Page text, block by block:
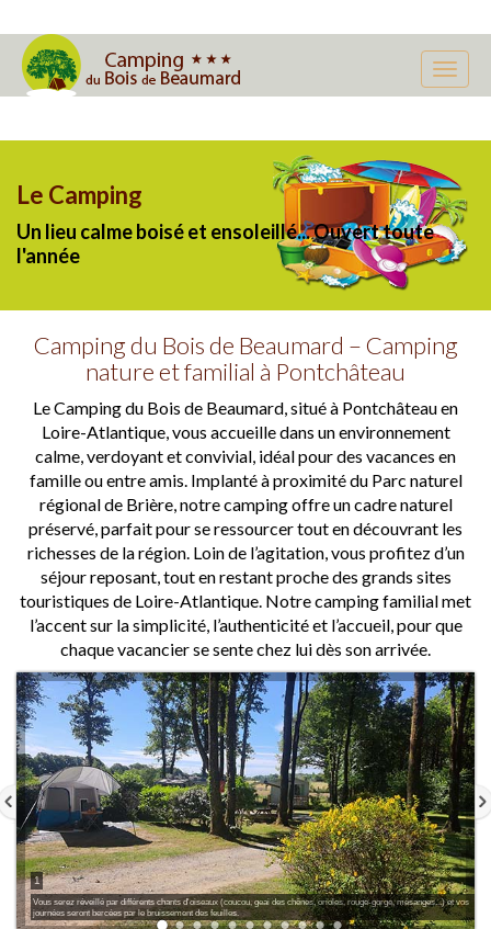
Le Camping
Un lieu calme boisé et ensoleillé... Ouvert toute
l'année
Camping du Bois de Beaumard – Camping
nature et familial à Pontchâteau
Le Camping du Bois de Beaumard, situé à Pontchâteau en
Loire-Atlantique, vous accueille dans un environnement
calme, verdoyant et convivial, idéal pour des vacances en
famille ou entre amis. Implanté à proximité du Parc naturel
régional de Brière, notre camping offre un cadre naturel
préservé, parfait pour se ressourcer tout en découvrant les
richesses de la région. Loin de l’agitation, vous profitez d’un
séjour reposant, tout en restant proche des grands sites
touristiques de Loire-Atlantique. Notre camping familial met
l’accent sur la simplicité, l’authenticité et l’accueil, pour que
chaque vacancier se sente chez lui dès son arrivée.
1
Vous serez réveillé par différents chants d'oiseaux (coucou, geai des chênes, orioles, rouge-gorge, mésanges...) et vos
journées seront bercées par le bruissement des feuilles.